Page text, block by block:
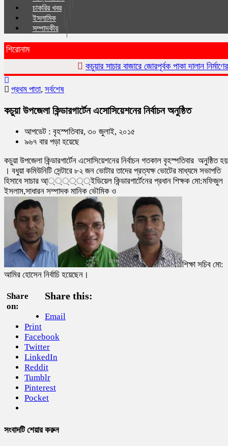
চাকরির খবর
ইসলা‌মিক
সম্পাদকীয়
শিরোনাম
কচুয়ার সাচার বাজারে জোরপূর্বক পাকা দালান নির্মাণের অভিযোগ
প্রথম পাতা, সর্বশেষ
কচুয়া উপজেলা কিন্ডারগার্টেন এসোসিয়েশনের নির্বাচন অনুষ্ঠিত
আপডেট : বৃহস্পতিবার, ৩০ জুলাই, ২০১৫
৯৬৭ বার পড়া হয়েছে
কচুয়া উপজেলা কিন্ডারগার্টেন এসোসিয়েশনের নির্বাচন গতকাল বৃহস্পতিবার অনুষ্ঠিত হয়
। বধুয়া কমিউনিটি সেন্টারে ৮২ জন ভোটার তাদের প্রত্যক্ষ ভোটের মাধ্যমে সভাপতি
হিসাবে সাচার আ্্্্্্্ইডিয়েল কিন্ডারগার্টেনের প্রধান শিক্ষক মো:মফিজুল
ইসলাম,সাধারন সম্পাদক মানিক ভৌমিক ও
শিক্ষা সচিব মো:
আমির হোসেন নির্বাচি হয়েছেন।
Share
on:
Share this:
Email
Print
Facebook
Twitter
LinkedIn
Reddit
Tumblr
Pinterest
Pocket
সংবাদটি শেয়ার করুন